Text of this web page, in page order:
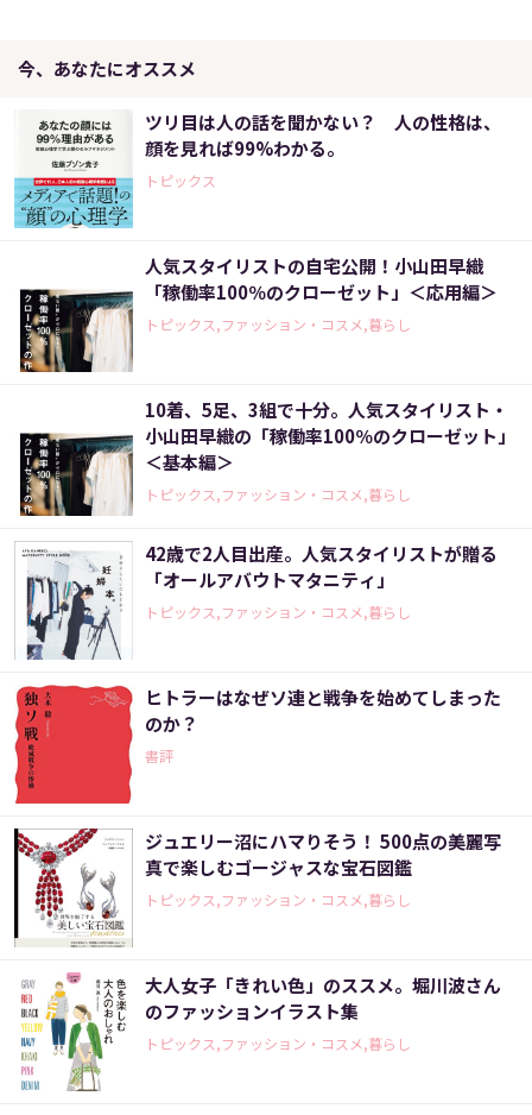
今、あなたにオススメ
ツリ目は人の話を聞かない？ 人の性格は、
顔を見れば99%わかる。
トピックス
人気スタイリストの自宅公開！小山田早織
「稼働率100％のクローゼット」＜応用編＞
トピックス,ファッション・コスメ,暮らし
10着、5足、3組で十分。人気スタイリスト・
小山田早織の「稼働率100％のクローゼット」
＜基本編＞
トピックス,ファッション・コスメ,暮らし
42歳で2人目出産。人気スタイリストが贈る
「オールアバウトマタニティ」
トピックス,ファッション・コスメ,暮らし
ヒトラーはなぜソ連と戦争を始めてしまった
のか？
書評
ジュエリー沼にハマりそう！ 500点の美麗写
真で楽しむゴージャスな宝石図鑑
トピックス,ファッション・コスメ,暮らし
大人女子「きれい色」のススメ。堀川波さん
のファッションイラスト集
トピックス,ファッション・コスメ,暮らし